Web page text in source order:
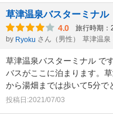
草津温泉バスターミナル
4.0 旅行時期：
by Ryoku さん（男性） 草津温泉
草津温泉バスターミナル で
バスがここに泊まります。
から湯畑までは歩いて5分で
投稿日:2021/07/03